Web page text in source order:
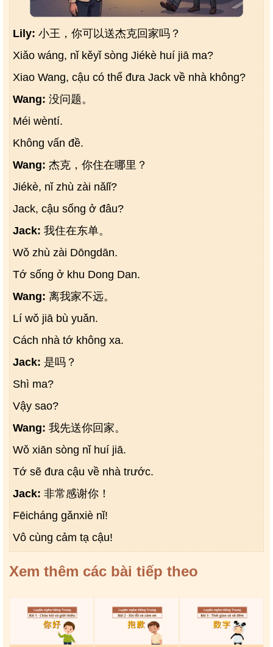
Lily: 小王，你可以送杰克回家吗？
Xiǎo wáng, nǐ kěyǐ sòng Jiékè huí jiā ma?
Xiao Wang, cậu có thể đưa Jack về nhà không?
Wang: 没问题。
Méi wèntí.
Không vấn đề.
Wang: 杰克，你住在哪里？
Jiékè, nǐ zhù zài nǎlǐ?
Jack, cậu sống ở đâu?
Jack: 我住在东单。
Wǒ zhù zài Dōngdān.
Tớ sống ở khu Dong Dan.
Wang: 离我家不远。
Lí wǒ jiā bù yuǎn.
Cách nhà tớ không xa.
Jack: 是吗？
Shì ma?
Vậy sao?
Wang: 我先送你回家。
Wǒ xiān sòng nǐ huí jiā.
Tớ sẽ đưa cậu về nhà trước.
Jack: 非常感谢你！
Fēicháng gǎnxiè nǐ!
Vô cùng cảm tạ cậu!
Xem thêm các bài tiếp theo